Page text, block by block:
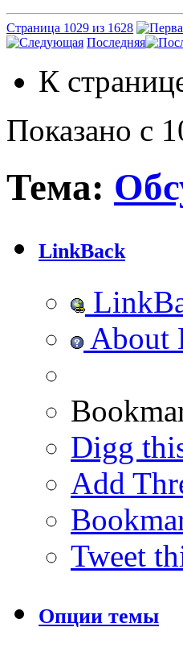
Страница 1029 из 1628
Последняя
К
Показано с
Тема:
LinkBack
About
Digg
Add
Tweet
Опции темы